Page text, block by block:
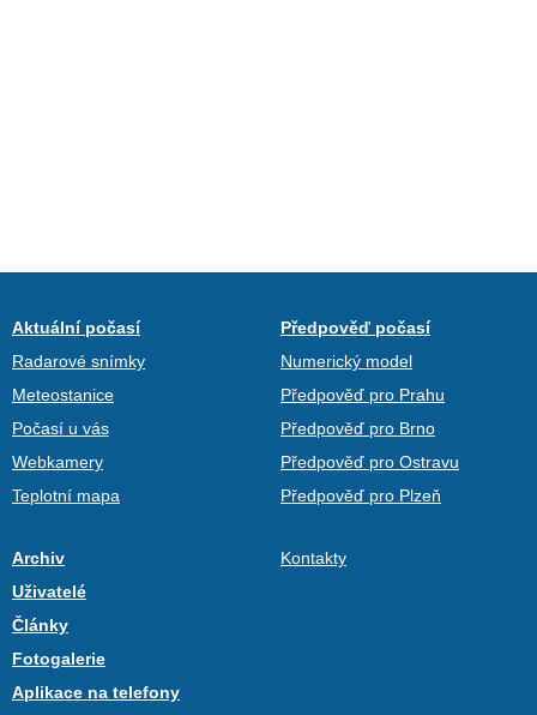
Aktuální počasí
Radarové snímky
Meteostanice
Počasí u vás
Webkamery
Teplotní mapa
Předpověď počasí
Numerický model
Předpověď pro Prahu
Předpověď pro Brno
Předpověď pro Ostravu
Předpověď pro Plzeň
Archiv
Uživatelé
Články
Fotogalerie
Aplikace na telefony
Kontakty